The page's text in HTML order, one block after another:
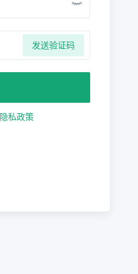
发送验证码
隐私政策